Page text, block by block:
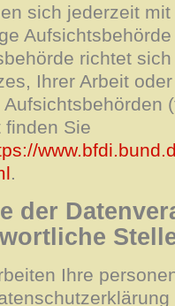
sich jederzeit
richtet
Ihrer Arbeit
Aufsichtsbehörden
finden Sie
.
der
Ihre